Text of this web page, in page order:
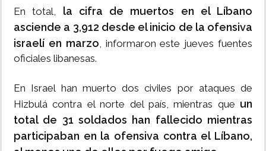
En total, la cifra de muertos en el Líbano
asciende a 3,912 desde el inicio de la ofensiva
israelí en marzo, informaron este jueves fuentes
oficiales libanesas.
En Israel han muerto dos civiles por ataques de
Hizbulá contra el norte del país, mientras que un
total de 31 soldados han fallecido mientras
participaban en la ofensiva contra el Líbano,